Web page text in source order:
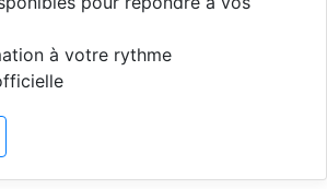
à votre rythme